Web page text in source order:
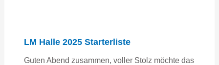
LM Halle 2025 Starterliste
Guten Abend zusammen, voller Stolz möchte das